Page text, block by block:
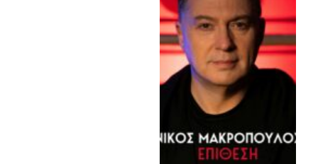
ΝΙΚΟΣ
ΜΑΚΡΟΠΟΥΛΟΣ
– ΕΠΙΘΕΣΗ